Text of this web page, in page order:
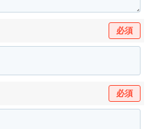
必須
必須